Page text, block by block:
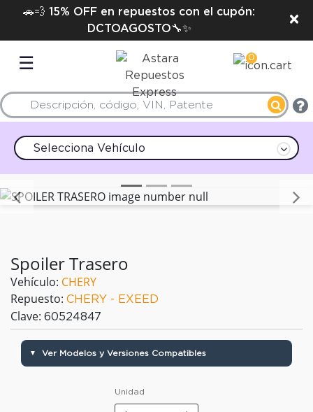
🚗💨 15% OFF en repuestos con el cupón:
DCTOAGOSTO🔧✨
×
☰ 0
Selecciona Vehículo
Anterior
Spoiler Trasero
Vehículo: CHERY
Repuesto: CHERY - EXEED
Clave: 60524847
▼ Ver Modelos y Versiones Compatibles
Unidad